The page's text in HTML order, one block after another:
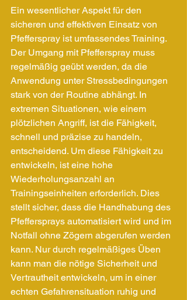
Ein wesentlicher Aspekt für den
sicheren und effektiven Einsatz von
Pfefferspray ist umfassendes Training.
Der Umgang mit Pfefferspray muss
regelmäßig geübt werden, da die
Anwendung unter Stressbedingungen
stark von der Routine abhängt. In
extremen Situationen, wie einem
plötzlichen Angriff, ist die Fähigkeit,
schnell und präzise zu handeln,
entscheidend. Um diese Fähigkeit zu
entwickeln, ist eine hohe
Wiederholungsanzahl an
Trainingseinheiten erforderlich. Dies
stellt sicher, dass die Handhabung des
Pfeffersprays automatisiert wird und im
Notfall ohne Zögern abgerufen werden
kann. Nur durch regelmäßiges Üben
kann man die nötige Sicherheit und
Vertrautheit entwickeln, um in einer
echten Gefahrensituation ruhig und